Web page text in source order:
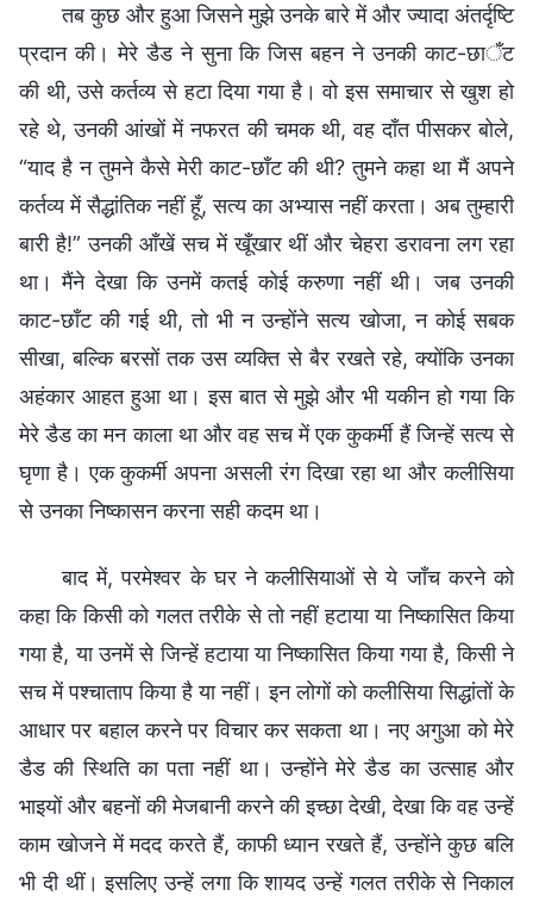
तब कुछ और हुआ जिसने मुझे उनके बारे में और ज्यादा अंतर्दृष्टि
प्रदान की। मेरे डैड ने सुना कि जिस बहन ने उनकी काट-छाँट
की थी, उसे कर्तव्य से हटा दिया गया है। वो इस समाचार से खुश हो
रहे थे, उनकी आंखों में नफरत की चमक थी, वह दाँत पीसकर बोले,
“याद है न तुमने कैसे मेरी काट-छाँट की थी? तुमने कहा था मैं अपने
कर्तव्य में सैद्धांतिक नहीं हूँ, सत्य का अभ्यास नहीं करता। अब तुम्हारी
बारी है!” उनकी आँखें सच में खूँखार थीं और चेहरा डरावना लग रहा
था। मैंने देखा कि उनमें कतई कोई करुणा नहीं थी। जब उनकी
काट-छाँट की गई थी, तो भी न उन्होंने सत्य खोजा, न कोई सबक
सीखा, बल्कि बरसों तक उस व्यक्ति से बैर रखते रहे, क्योंकि उनका
अहंकार आहत हुआ था। इस बात से मुझे और भी यकीन हो गया कि
मेरे डैड का मन काला था और वह सच में एक कुकर्मी हैं जिन्हें सत्य से
घृणा है। एक कुकर्मी अपना असली रंग दिखा रहा था और कलीसिया
से उनका निष्कासन करना सही कदम था।
बाद में, परमेश्वर के घर ने कलीसियाओं से ये जाँच करने को
कहा कि किसी को गलत तरीके से तो नहीं हटाया या निष्कासित किया
गया है, या उनमें से जिन्हें हटाया या निष्कासित किया गया है, किसी ने
सच में पश्‍चाताप किया है या नहीं। इन लोगों को कलीसिया सिद्धांतों के
आधार पर बहाल करने पर विचार कर सकता था। नए अगुआ को मेरे
डैड की स्थिति का पता नहीं था। उन्होंने मेरे डैड का उत्साह और
भाइयों और बहनों की मेजबानी करने की इच्छा देखी, देखा कि वह उन्हें
काम खोजने में मदद करते हैं, काफी ध्यान रखते हैं, उन्होंने कुछ बलि
भी दी थीं। इसलिए उन्हें लगा कि शायद उन्हें गलत तरीके से निकाल